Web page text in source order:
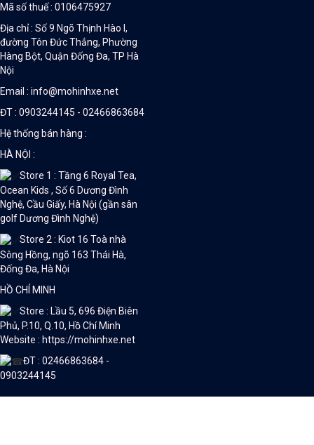
Mã số thuế : 0106475927
Địa chỉ : Số 9 Ngõ Thịnh Hào I,
đường Tôn Đức Thắng, Phường
Hàng Bột, Quận Đống Đa, TP Hà
Nội
Email : info@mohinhxe.net
ĐT : 0903244145 - 02466863684
Hệ thống bán hàng :
HÀ NỘI :
Store 1 : Tầng 6 Royal Tea,
Ocean Kids , Số 6 Dương Đình
Nghệ, Cầu Giấy, Hà Nội (gần sân
golf Dương Đình Nghệ)
Store 2 : Kiot 16 Toà nhà
Sông Hồng, ngõ 163 Thái Hà,
Đống Đa, Hà Nội
HỒ CHÍ MINH
Store : Lầu 5, 696 Điện Biên
Phủ, P.10, Q.10, Hồ Chí Minh
Website : https://mohinhxe.net
ĐT : 02466863684 -
0903244145